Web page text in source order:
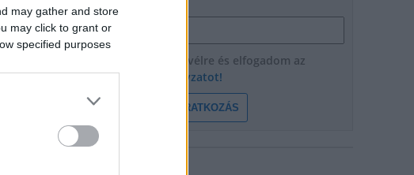
may gather and store
may click to grant or
specified purposes
E-mail cím
Feliratkozom a hírlevélre és elfogadom az
adatvédelmi szabályzatot!
FELIRATKOZÁS